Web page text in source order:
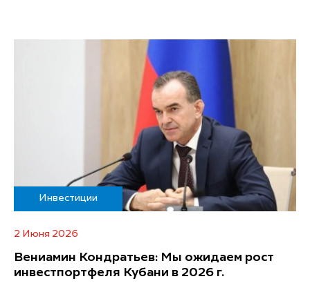
Инвестиции
2 Июня 2026
Вениамин Кондратьев: Мы ожидаем рост
инвестпортфеля Кубани в 2026 г.